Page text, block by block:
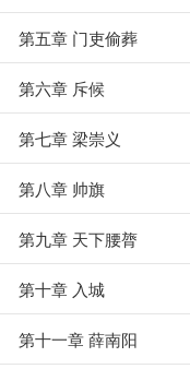
第五章 门吏偷葬
第六章 斥候
第七章 梁崇义
第八章 帅旗
第九章 天下腰膂
第十章 入城
第十一章 薛南阳